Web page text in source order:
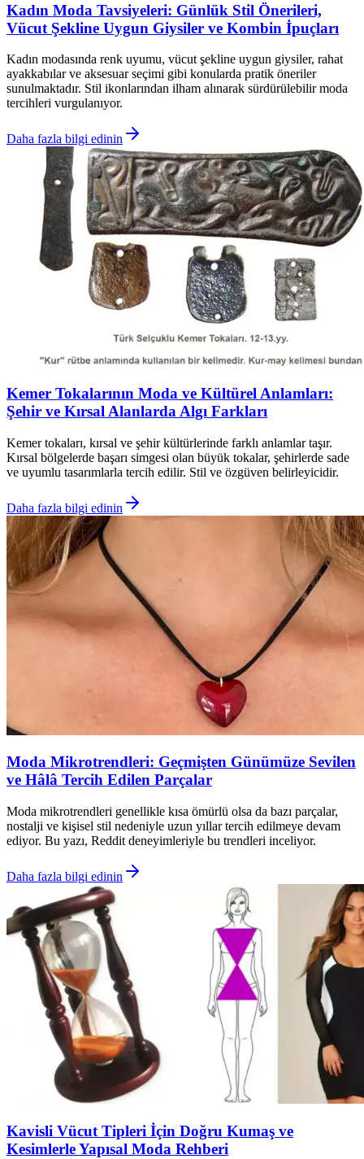
Kadın Moda Tavsiyeleri: Günlük Stil Önerileri,
Vücut Şekline Uygun Giysiler ve Kombin İpuçları
Kadın modasında renk uyumu, vücut şekline uygun giysiler, rahat
ayakkabılar ve aksesuar seçimi gibi konularda pratik öneriler
sunulmaktadır. Stil ikonlarından ilham alınarak sürdürülebilir moda
tercihleri vurgulanıyor.
Daha fazla bilgi edinin
Kemer Tokalarının Moda ve Kültürel Anlamları:
Şehir ve Kırsal Alanlarda Algı Farkları
Kemer tokaları, kırsal ve şehir kültürlerinde farklı anlamlar taşır.
Kırsal bölgelerde başarı simgesi olan büyük tokalar, şehirlerde sade
ve uyumlu tasarımlarla tercih edilir. Stil ve özgüven belirleyicidir.
Daha fazla bilgi edinin
Moda Mikrotrendleri: Geçmişten Günümüze Sevilen
ve Hâlâ Tercih Edilen Parçalar
Moda mikrotrendleri genellikle kısa ömürlü olsa da bazı parçalar,
nostalji ve kişisel stil nedeniyle uzun yıllar tercih edilmeye devam
ediyor. Bu yazı, Reddit deneyimleriyle bu trendleri inceliyor.
Daha fazla bilgi edinin
Kavisli Vücut Tipleri İçin Doğru Kumaş ve
Kesimlerle Yapısal Moda Rehberi